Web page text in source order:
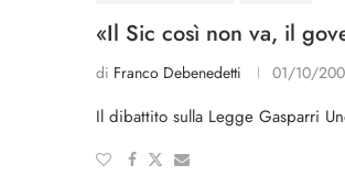
«Il Sic così non va, il
di Franco Debenedetti 01/10/
Il dibattito sulla Legge Gasparri